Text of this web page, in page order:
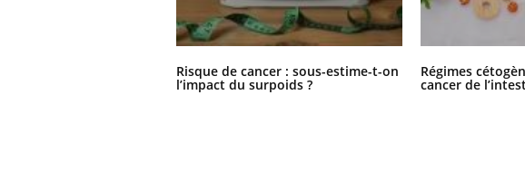
Risque de cancer : sous-estime-t-on
l’impact du surpoids ?
Régimes
cancer de